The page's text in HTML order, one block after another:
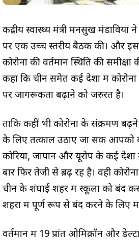
केंद्रीय स्वास्थ्य मंत्री मनसुख
पर एक उच्च स्तरीय बैठक की। और
कोरोना की वर्तमान स्थिति की समीक्षा
कहा कि चीन समेत कई देशों में
पर जागरूकता बढ़ाने को जरुरत है।
ताकि कहीं भी कोरोना के संक्रमण
के लिए तत्काल उठाए जा सकें आपको
कोरिया, जापान और यूरोप के कई
बार फिर तेजी से ब़ढ़ रहें है। वही
चीन के शंघाई शहर में स्कूलों को बंद
शहरों में पूर्ण रूप से बंद करने के लिए
वर्तमान में 19 प्रांत ओमिक्रॉन और